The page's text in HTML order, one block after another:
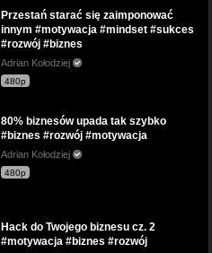
Przestań starać się zaimponować
innym #motywacja #mindset #sukces
#rozwój #biznes
Adrian Kołodziej
480p
80% biznesów upada tak szybko
#biznes #rozwój #motywacja
Adrian Kołodziej
480p
Hack do Twojego biznesu cz. 2
#motywacja #biznes #rozwój